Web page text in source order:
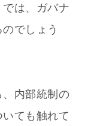
は、ガバナ
でしょう
内部統制の
ても触れて